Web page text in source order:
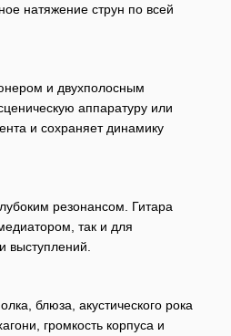
натяжение струн по всей
и двухполосным
аппаратуру или
и сохраняет динамику
резонансом. Гитара
так и для
блюза, акустического рока
громкость корпуса и